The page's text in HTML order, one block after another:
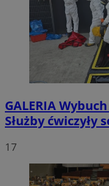
GALERIA
Służby ćwiczyły
17